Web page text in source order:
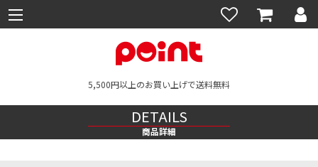
5,500円以上のお買い上げで送料無料
DETAILS
商品詳細